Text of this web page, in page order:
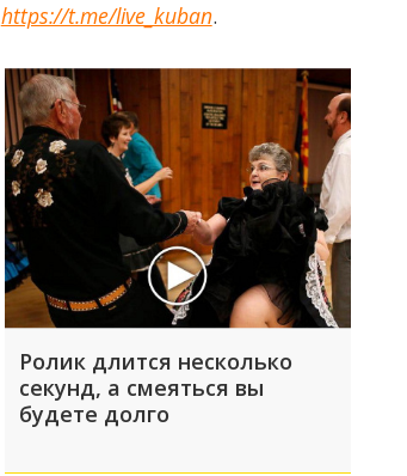
https://t.me/live_kuban.
Ролик длится несколько
секунд, а смеяться вы
будете долго